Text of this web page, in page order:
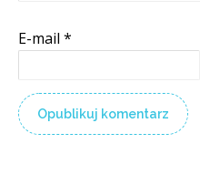
E-mail *